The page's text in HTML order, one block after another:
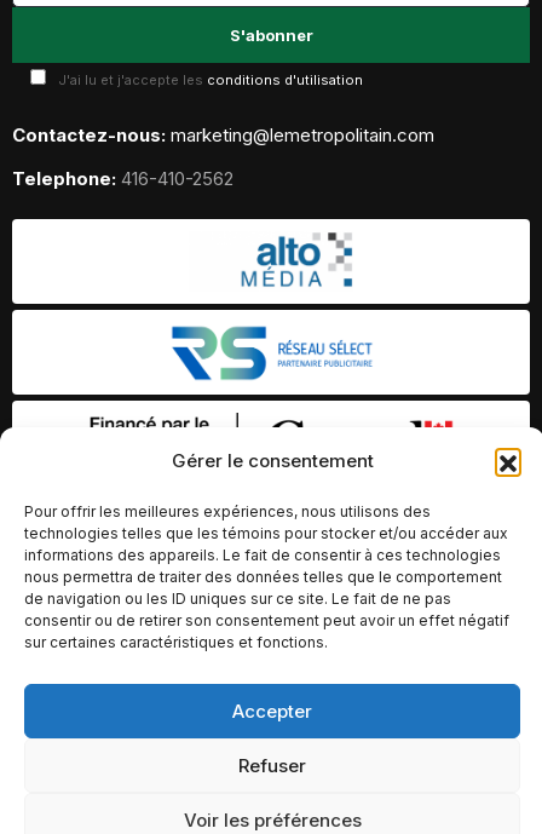
Gérer le consentement
Pour offrir les meilleures expériences, nous utilisons des
technologies telles que les témoins pour stocker et/ou accéder aux
informations des appareils. Le fait de consentir à ces technologies
nous permettra de traiter des données telles que le comportement
de navigation ou les ID uniques sur ce site. Le fait de ne pas
consentir ou de retirer son consentement peut avoir un effet négatif
sur certaines caractéristiques et fonctions.
Accepter
Refuser
Voir les préférences
J'ai lu et j'accepte les conditions d'utilisation
Contactez-nous: marketing@lemetropolitain.com
Telephone: 416-410-2562
© Copyright 2026 – Altomédia Inc |
Ce site internet a été conçu et développé par Chameleon Ideas